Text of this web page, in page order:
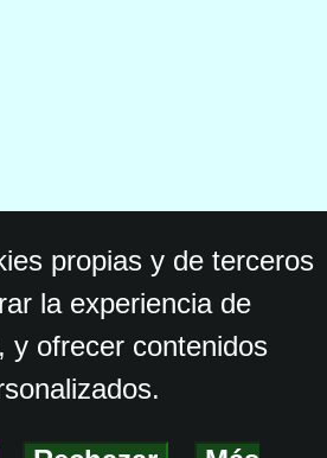
propias y de terceros
la experiencia de
y ofrecer contenidos